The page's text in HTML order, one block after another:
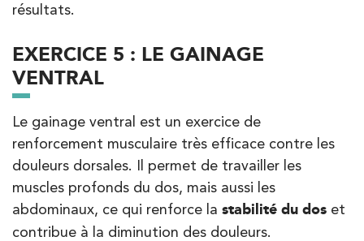
résultats.
EXERCICE 5 : LE GAINAGE
VENTRAL
Le gainage ventral est un exercice de
renforcement musculaire très efficace contre les
douleurs dorsales. Il permet de travailler les
muscles profonds du dos, mais aussi les
abdominaux, ce qui renforce la stabilité du dos et
contribue à la diminution des douleurs.